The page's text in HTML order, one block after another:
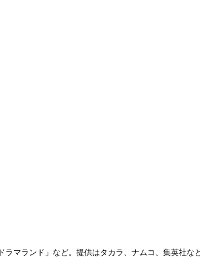
マランド」など。提供はタカラ、ナムコ、集英社な